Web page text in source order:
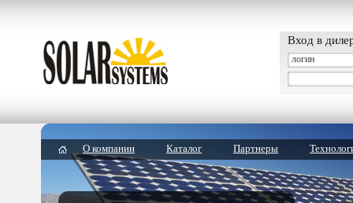
Вход в
О компании Каталог Партнеры